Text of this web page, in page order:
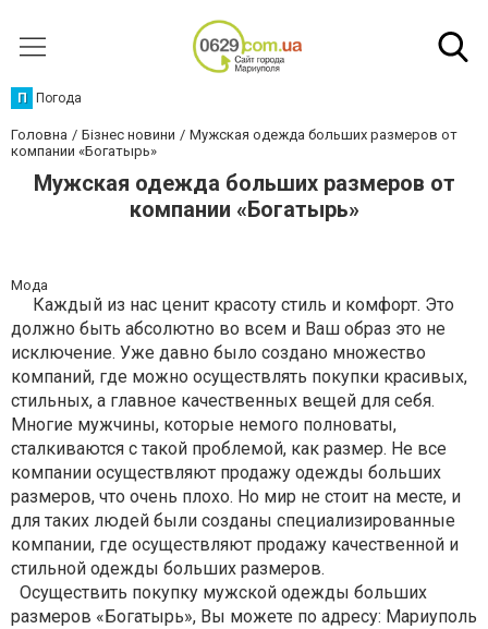
П Погода
Головна Бізнес новини
Мужская одежда больших размеров от
компании «Богатырь»
Мужская одежда больших размеров от
компании «Богатырь»
Мода
Каждый из нас ценит красоту стиль и комфорт. Это
должно быть абсолютно во всем и Ваш образ это не
исключение. Уже давно было создано множество
компаний, где можно осуществлять покупки красивых,
стильных, а главное качественных вещей для себя.
Многие мужчины, которые немого полноваты,
сталкиваются с такой проблемой, как размер. Не все
компании осуществляют продажу одежды больших
размеров, что очень плохо. Но мир не стоит на месте, и
для таких людей были созданы специализированные
компании, где осуществляют продажу качественной и
стильной одежды больших размеров.
Осуществить покупку мужской одежды больших
размеров «Богатырь», Вы можете по адресу: Мариуполь